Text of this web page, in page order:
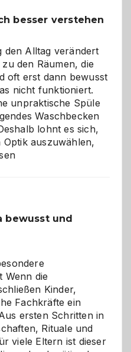
besser verstehen
den Alltag verändert
den Räumen, die
oft erst dann bewusst
nicht funktioniert.
unpraktische Spüle
Waschbecken
lohnt es sich,
auszuwählen,
bewusst und
Wenn die
Kinder,
Fachkräfte ein
ersten Schritten in
Rituale und
viele Eltern ist dieser